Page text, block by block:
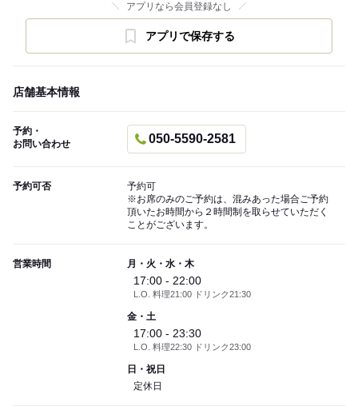
アプリなら会員登録なし
アプリで保存する
店舗基本情報
予約・
お問い合わせ
050-5590-2581
予約可否
予約可
※お席のみのご予約は、混みあった場合ご予約
頂いたお時間から２時間制を取らせていただく
ことがございます。
営業時間 月・火・水・木
17:00 - 22:00
L.O. 料理21:00 ドリンク21:30
金・土
17:00 - 23:30
L.O. 料理22:30 ドリンク23:00
日・祝日
定休日